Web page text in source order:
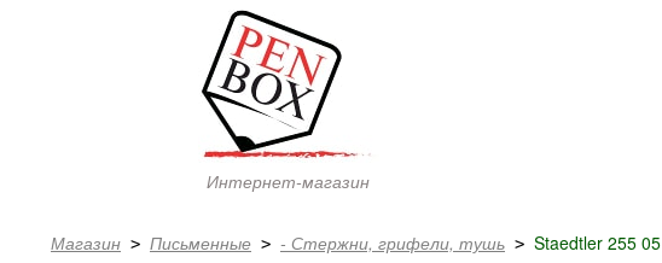
Интернет-магазин
Магазин > Письменные > - Стержни, грифели, тушь > Staedtler 255 05